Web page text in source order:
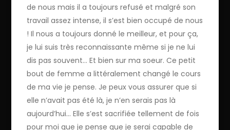
de nous mais il a toujours refusé et malgré son
travail assez intense, il s’est bien occupé de nous
! Il nous a toujours donné le meilleur, et pour ça,
je lui suis très reconnaissante même si je ne lui
dis pas souvent… Et bien sur ma soeur. Ce petit
bout de femme a littéralement changé le cours
de ma vie je pense. Je peux vous assurer que si
elle n’avait pas été là, je n’en serais pas là
aujourd’hui… Elle s’est sacrifiée tellement de fois
pour moi que je pense que je serai capable de